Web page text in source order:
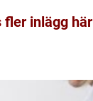
fler inlägg här